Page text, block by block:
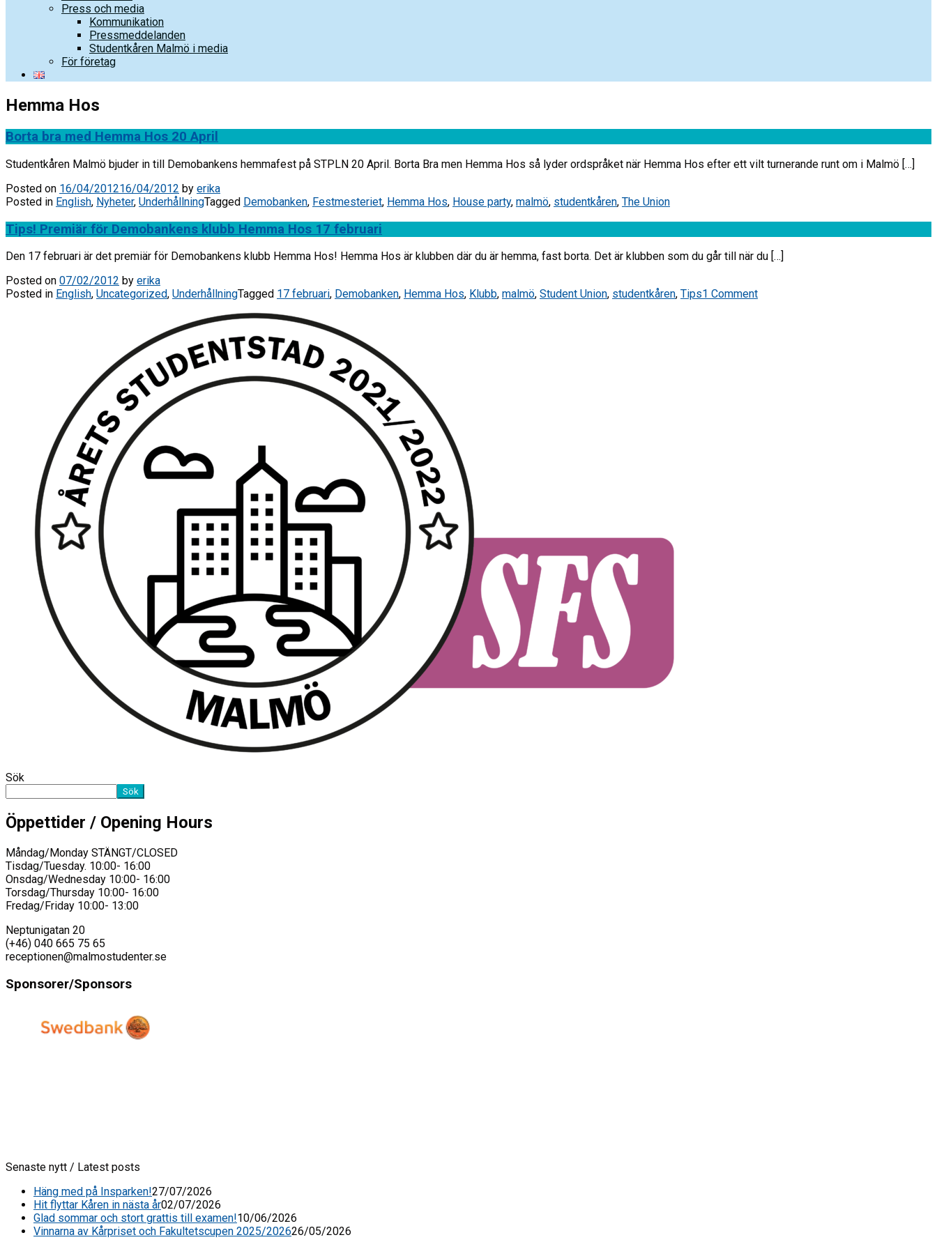
Press och media
Kommunikation
Pressmeddelanden
Studentkåren Malmö i media
För företag
Hemma Hos
Borta bra med Hemma Hos 20 April
Studentkåren Malmö bjuder in till Demobankens hemmafest på STPLN 20 April. Borta Bra men Hemma Hos så lyder ordspråket när Hemma Hos efter ett vilt turnerande runt om i Malmö […]
Posted on 16/04/201216/04/2012 by erika
Posted in English, Nyheter, UnderhållningTagged Demobanken, Festmesteriet, Hemma Hos, House party, malmö, studentkåren, The Union
Tips! Premiär för Demobankens klubb Hemma Hos 17 februari
Den 17 februari är det premiär för Demobankens klubb Hemma Hos! Hemma Hos är klubben där du är hemma, fast borta. Det är klubben som du går till när du […]
Posted on 07/02/2012 by erika
Posted in English, Uncategorized, UnderhållningTagged 17 februari, Demobanken, Hemma Hos, Klubb, malmö, Student Union, studentkåren, Tips1 Comment
Sök
Sök
Öppettider / Opening Hours
Måndag/Monday STÄNGT/CLOSED
Tisdag/Tuesday. 10:00- 16:00
Onsdag/Wednesday 10:00- 16:00
Torsdag/Thursday 10:00- 16:00
Fredag/Friday 10:00- 13:00
Neptunigatan 20
(+46) 040 665 75 65
receptionen@malmostudenter.se
Sponsorer/Sponsors
Senaste nytt / Latest posts
Häng med på Insparken!27/07/2026
Hit flyttar Kåren in nästa år02/07/2026
Glad sommar och stort grattis till examen!10/06/2026
Vinnarna av Kårpriset och Fakultetscupen 2025/202626/05/2026